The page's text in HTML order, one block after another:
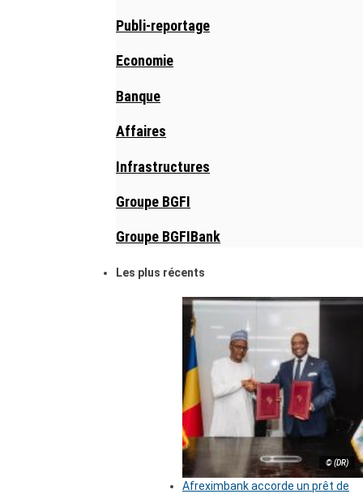
Publi-reportage
Economie
Banque
Affaires
Infrastructures
Groupe BGFI
Groupe BGFIBank
Les plus récents
© (DR)
Afreximbank accorde un prêt de